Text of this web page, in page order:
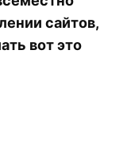
сайтов,
вот это